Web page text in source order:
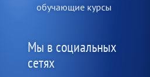
обучающие курсы
Мы в социальных
сетях